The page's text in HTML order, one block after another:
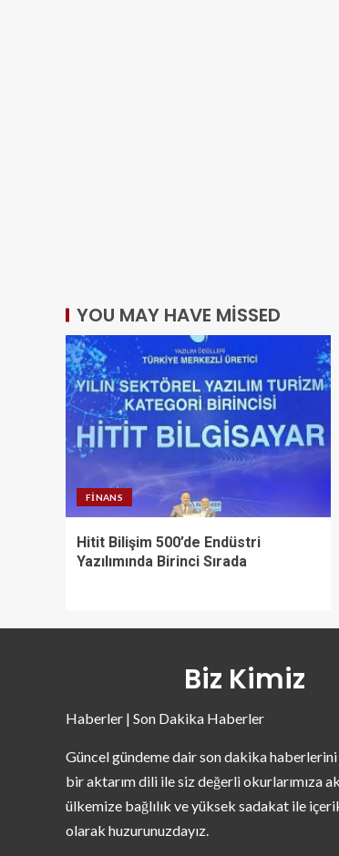
YOU MAY HAVE MISSED
FINANS
Hitit Bilişim 500’de Endüstri
Yazılımında Birinci Sırada
Biz Kimiz
Haberler | Son Dakika Haberler
Güncel gündeme dair son dakika
bir aktarım dili ile siz değerli okurlarımıza
ülkemize bağlılık ve yüksek sadakat ile
olarak huzurunuzdayız.